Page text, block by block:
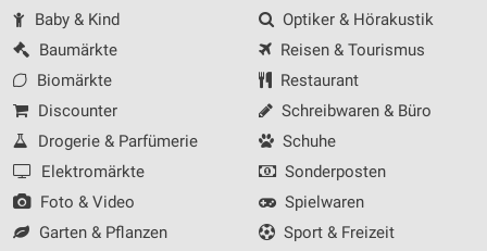
Baby & Kind
Baumärkte
Biomärkte
Discounter
Drogerie & Parfümerie
Elektromärkte
Foto & Video
Garten & Pflanzen
Optiker & Hörakustik
Reisen & Tourismus
Restaurant
Schreibwaren & Büro
Schuhe
Sonderposten
Spielwaren
Sport & Freizeit